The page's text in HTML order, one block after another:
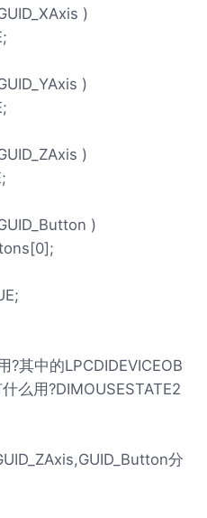
)
)
)
)
?其中的LPCDIDEVICEOB
么用?DIMOUSESTATE2
分